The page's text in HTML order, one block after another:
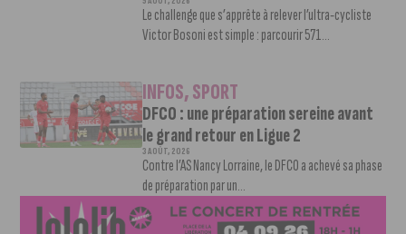
Le challenge que s’apprête à relever l’ultra-cycliste
Victor Bosoni est simple : parcourir 571...
INFOS,SPORT
DFCO : une préparation sereine avant
le grand retour en Ligue 2
3 AOÛT, 2026
Contre l’AS Nancy Lorraine, le DFCO a achevé sa phase
de préparation par un...